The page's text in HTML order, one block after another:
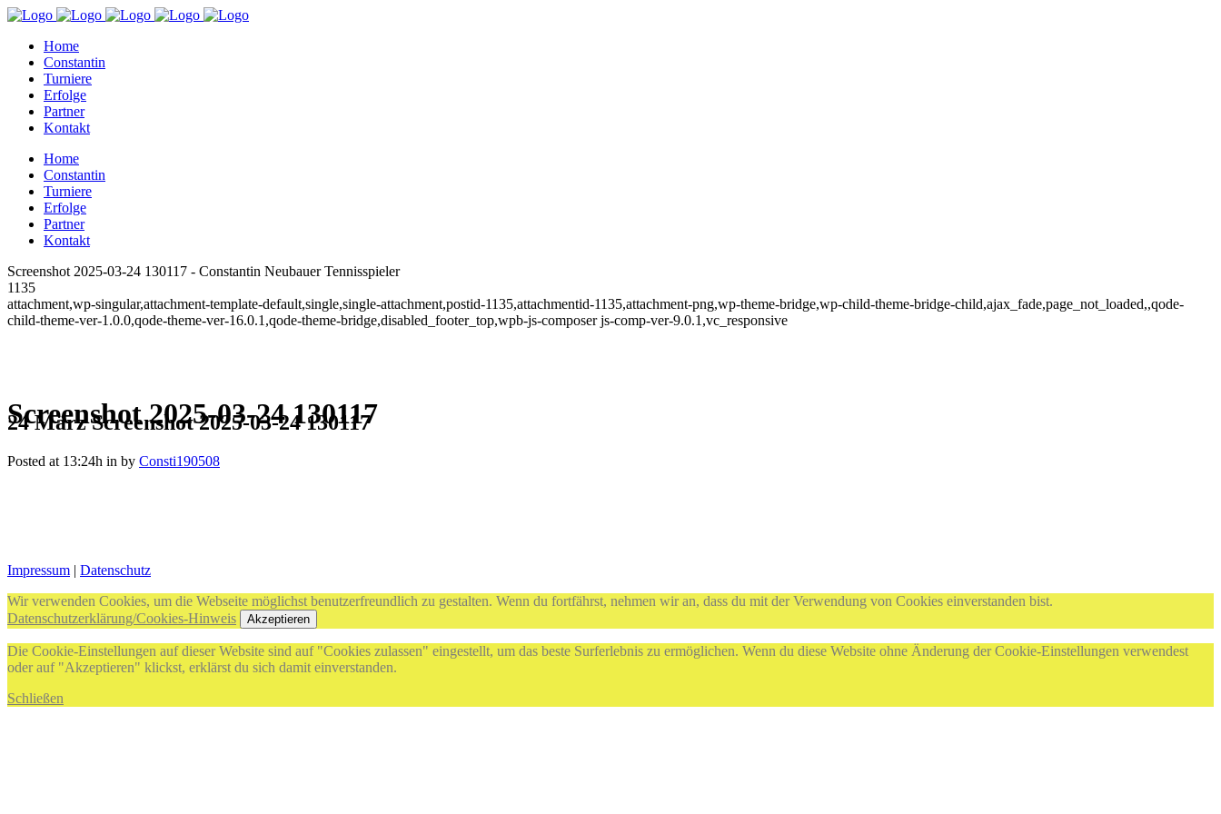
Home
Constantin
Turniere
Erfolge
Partner
Kontakt
Home
Constantin
Turniere
Erfolge
Partner
Kontakt
Screenshot 2025-03-24 130117 - Constantin Neubauer Tennisspieler
1135
attachment,wp-singular,attachment-template-default,single,single-attachment,postid-1135,attachmentid-1135,attachment-png,wp-theme-bridge,wp-child-theme-bridge-child,ajax_fade,page_not_loaded,,qode-
child-theme-ver-1.0.0,qode-theme-ver-16.0.1,qode-theme-bridge,disabled_footer_top,wpb-js-composer js-comp-ver-9.0.1,vc_responsive
Screenshot 2025-03-24 130117
24 MärzScreenshot 2025-03-24 130117
Posted at 13:24h in by Consti190508
Impressum | Datenschutz
Wir verwenden Cookies, um die Webseite möglichst benutzerfreundlich zu gestalten. Wenn du fortfährst, nehmen wir an, dass du mit der Verwendung von Cookies einverstanden bist.
Datenschutzerklärung/Cookies-Hinweis
Akzeptieren
Die Cookie-Einstellungen auf dieser Website sind auf "Cookies zulassen" eingestellt, um das beste Surferlebnis zu ermöglichen. Wenn du diese Website ohne Änderung der Cookie-Einstellungen verwendest
oder auf "Akzeptieren" klickst, erklärst du sich damit einverstanden.
Schließen